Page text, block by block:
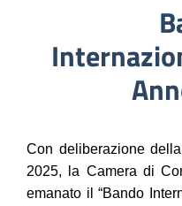
Con deliberazione
2025, la Camera di
emanato il “Bando